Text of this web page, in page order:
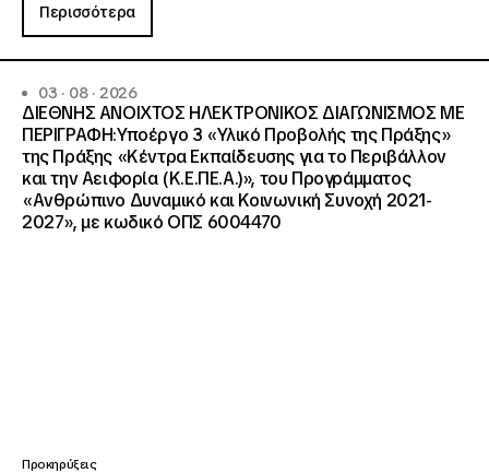
Περισσότερα
03 · 08 · 2026
ΔΙΕΘΝΗΣ ΑΝΟΙΧΤΟΣ ΗΛΕΚΤΡΟΝΙΚΟΣ ΔΙΑΓΩΝΙΣΜΟΣ ΜΕ
ΠΕΡΙΓΡΑΦΗ:Υποέργο 3 «Υλικό Προβολής της Πράξης»
της Πράξης «Κέντρα Εκπαίδευσης για το Περιβάλλον
και την Αειφορία (Κ.Ε.ΠΕ.Α.)», του Προγράμματος
«Ανθρώπινο Δυναμικό και Κοινωνική Συνοχή 2021-
2027», με κωδικό ΟΠΣ 6004470
Προκηρύξεις